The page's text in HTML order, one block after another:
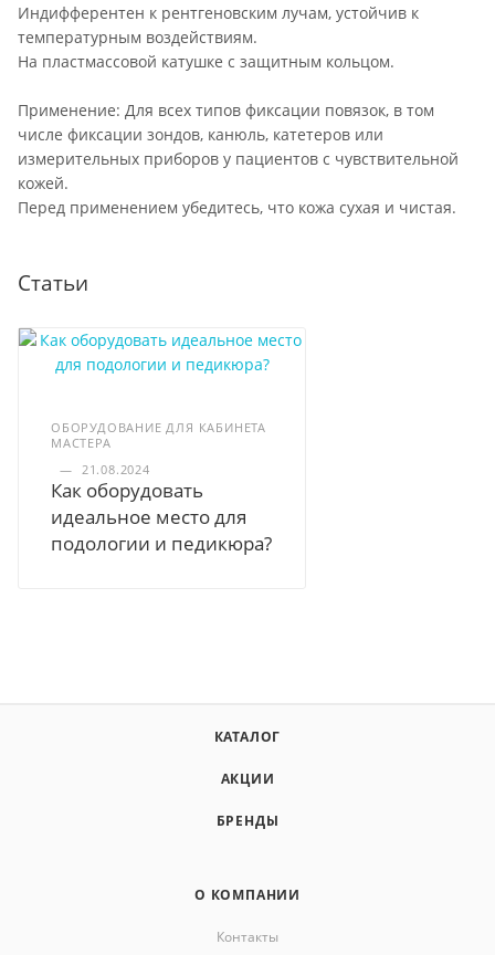
Индифферентен к рентгеновским лучам, устойчив к
температурным воздействиям.
На пластмассовой катушке с защитным кольцом.
Применение: Для всех типов фиксации повязок, в том
числе фиксации зондов, канюль, катетеров или
измерительных приборов у пациентов с чувствительной
кожей.
Перед применением убедитесь, что кожа сухая и чистая.
Статьи
ОБОРУДОВАНИЕ ДЛЯ КАБИНЕТА
МАСТЕРА
—
21.08.2024
Как оборудовать
идеальное место для
подологии и педикюра?
КАТАЛОГ
АКЦИИ
БРЕНДЫ
О КОМПАНИИ
Контакты